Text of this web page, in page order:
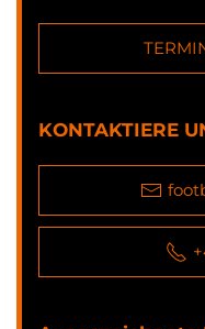
KONTAKTIERE